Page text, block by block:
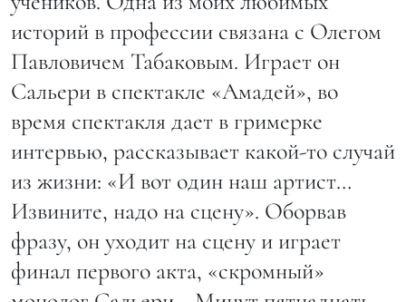
историй в профессии связана с Олегом
Павловичем Табаковым. Играет он
Сальери в спектакле «Амадей», во
время спектакля дает в гримерке
интервью, рассказывает какой-то случай
из жизни: «И вот один наш артист…
Извините, надо на сцену». Оборвав
фразу, он уходит на сцену и играет
финал первого акта, «скромный»